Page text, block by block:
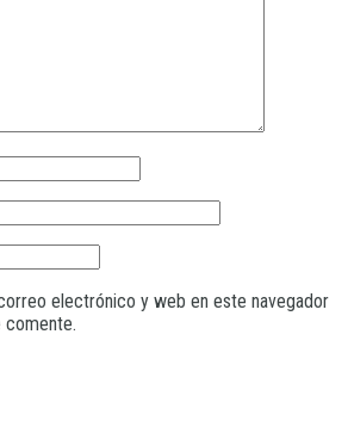
electrónico y web en este navegador
comente.